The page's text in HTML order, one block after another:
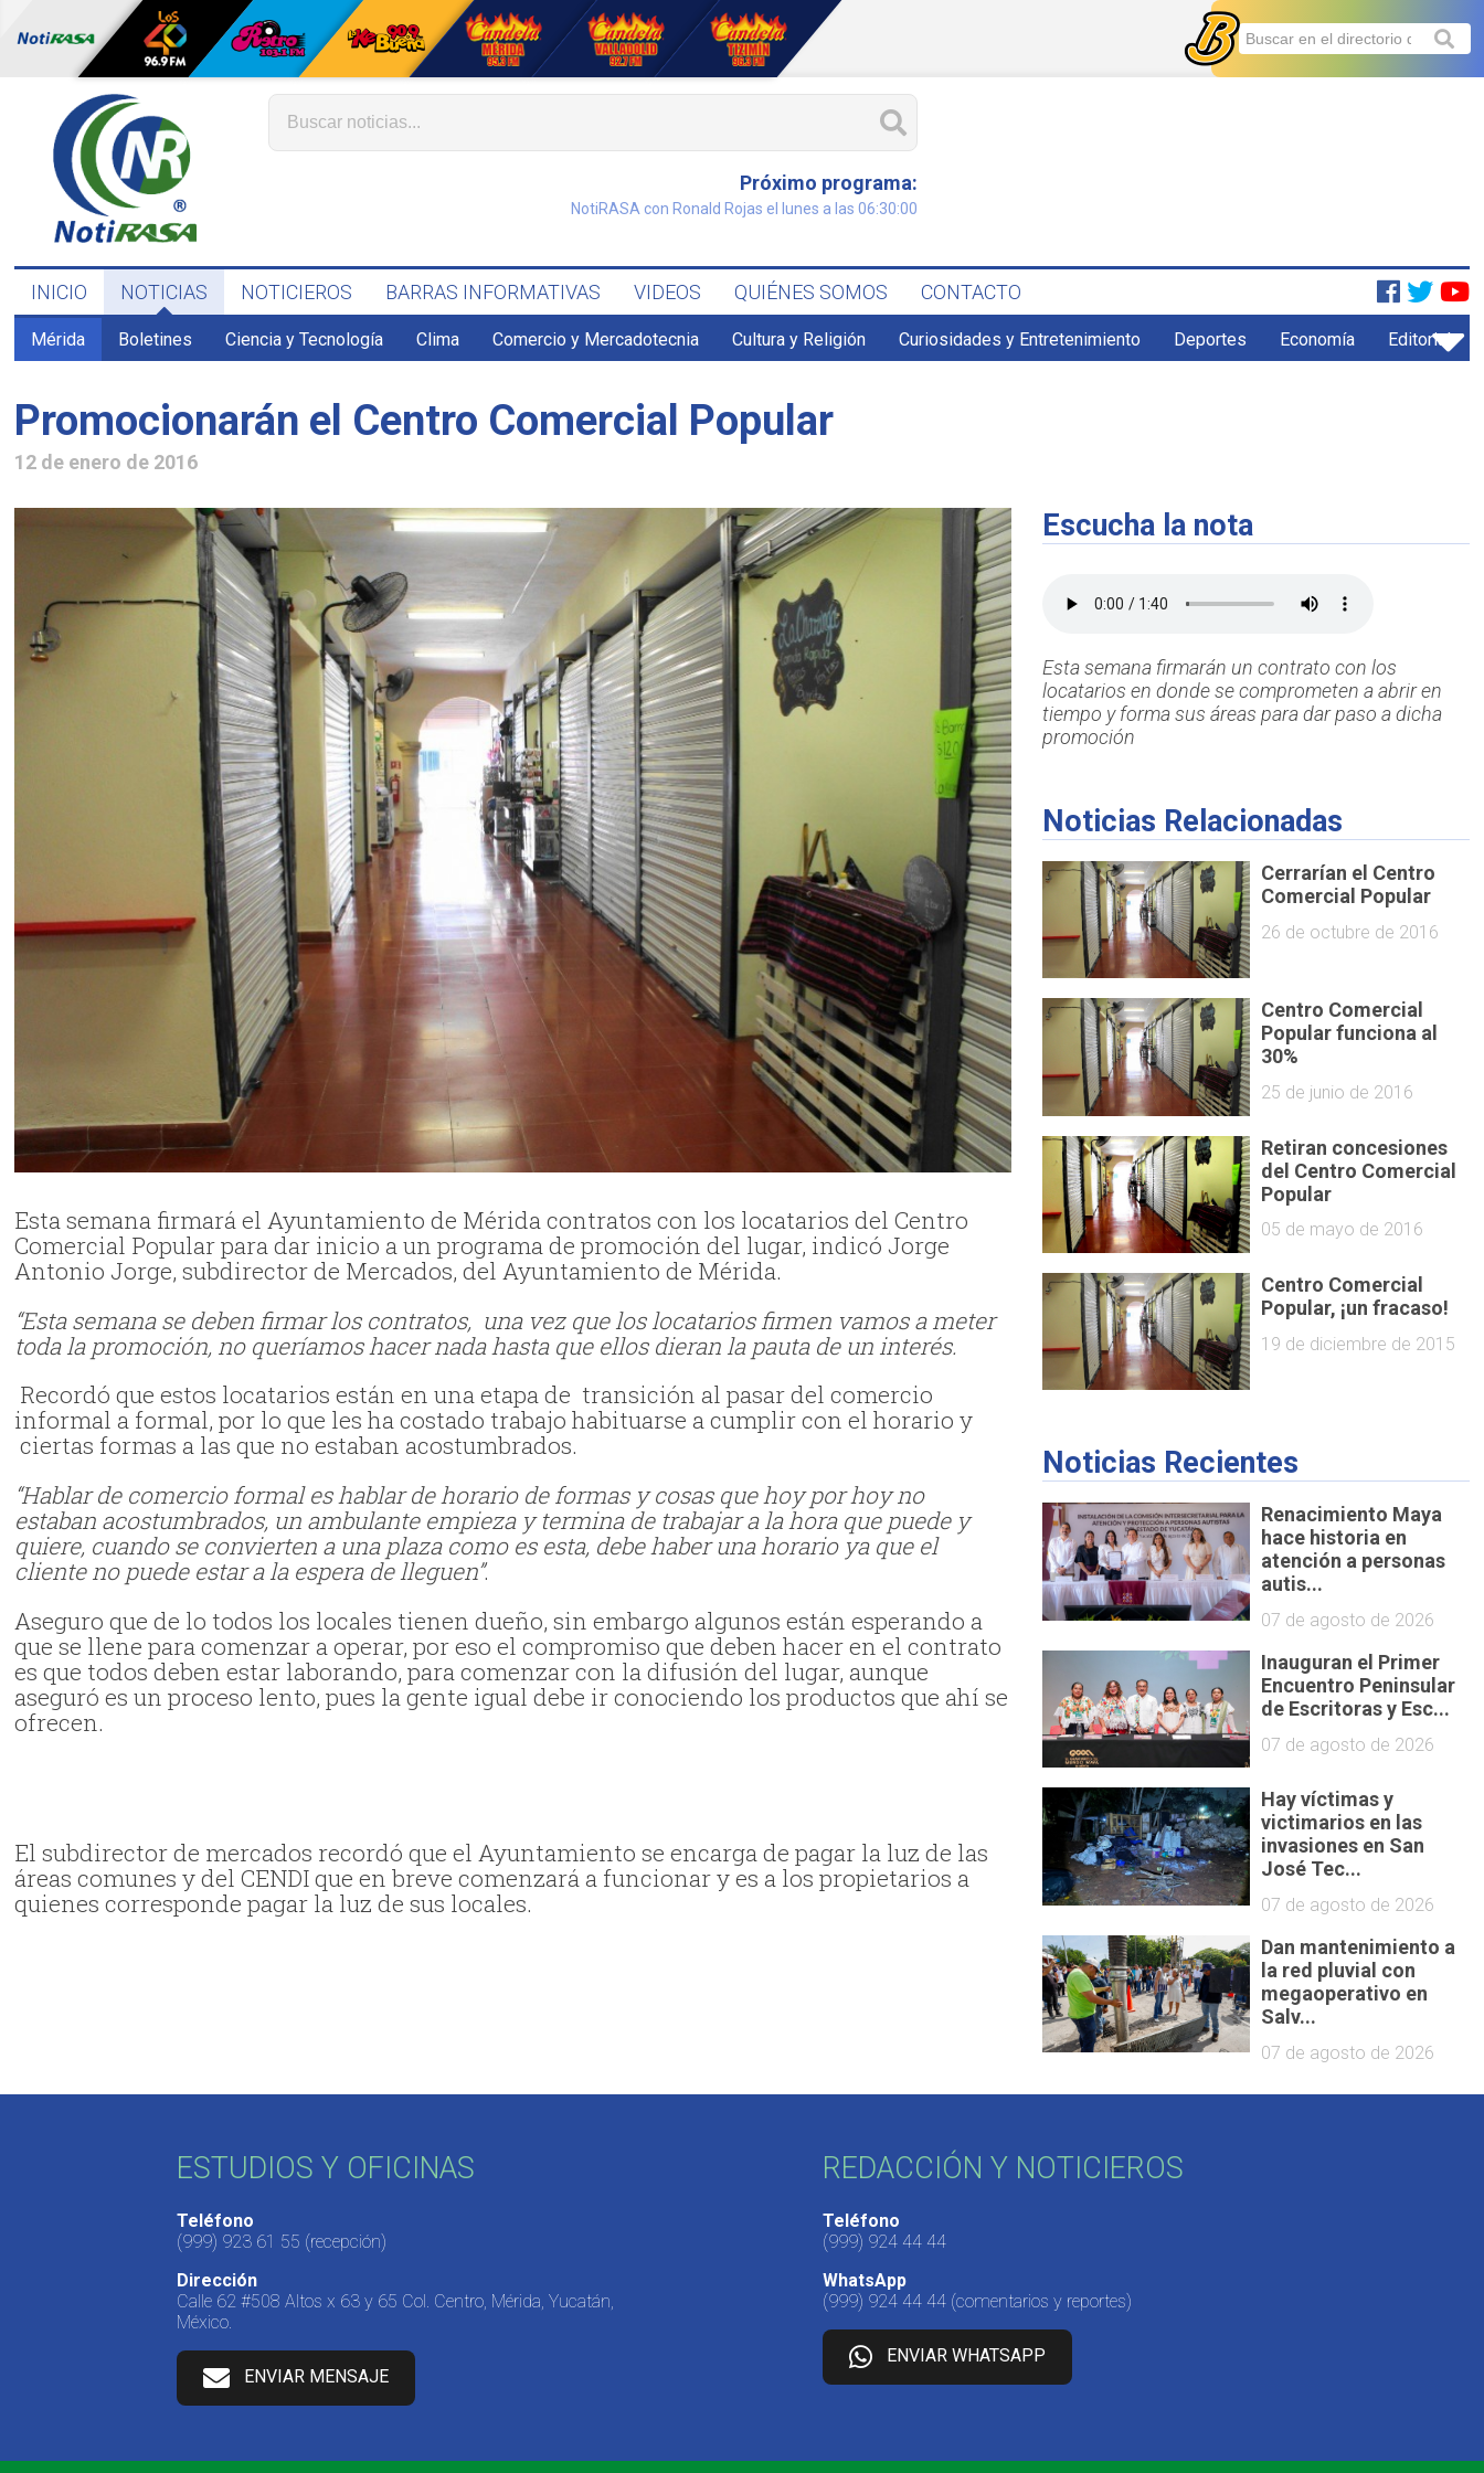
Próximo programa:
NotiRASA con Ronald Rojas el lunes a las 06:30:00
INICIO NOTICIAS NOTICIEROS BARRAS INFORMATIVAS VIDEOS QUIÉNES SOMOS CONTACTO
Mérida Boletines Ciencia y Tecnología Clima Comercio y Mercadotecnia Cultura y Religión Curiosidades y Entretenimiento Deportes Economía Editorial
Promocionarán el Centro Comercial Popular
12 de enero de 2016
Esta semana firmará el Ayuntamiento de Mérida contratos con los locatarios del Centro
Comercial Popular para dar inicio a un programa de promoción del lugar, indicó Jorge
Antonio Jorge, subdirector de Mercados, del Ayuntamiento de Mérida.
“Esta semana se deben firmar los contratos, una vez que los locatarios firmen vamos a meter
toda la promoción, no queríamos hacer nada hasta que ellos dieran la pauta de un interés.
Recordó que estos locatarios están en una etapa de transición al pasar del comercio
informal a formal, por lo que les ha costado trabajo habituarse a cumplir con el horario y
ciertas formas a las que no estaban acostumbrados.
“Hablar de comercio formal es hablar de horario de formas y cosas que hoy por hoy no
estaban acostumbrados, un ambulante empieza y termina de trabajar a la hora que puede y
quiere, cuando se convierten a una plaza como es esta, debe haber una horario ya que el
cliente no puede estar a la espera de lleguen”.
Aseguro que de lo todos los locales tienen dueño, sin embargo algunos están esperando a
que se llene para comenzar a operar, por eso el compromiso que deben hacer en el contrato
es que todos deben estar laborando, para comenzar con la difusión del lugar, aunque
aseguró es un proceso lento, pues la gente igual debe ir conociendo los productos que ahí se
ofrecen.
El subdirector de mercados recordó que el Ayuntamiento se encarga de pagar la luz de las
áreas comunes y del CENDI que en breve comenzará a funcionar y es a los propietarios a
quienes corresponde pagar la luz de sus locales.
Escucha la nota
Esta semana firmarán un contrato con los
locatarios en donde se comprometen a abrir en
tiempo y forma sus áreas para dar paso a dicha
promoción
Noticias Relacionadas
Cerrarían el Centro
Comercial Popular
26 de octubre de 2016
Centro Comercial
Popular funciona al
30%
25 de junio de 2016
Retiran concesiones
del Centro Comercial
Popular
05 de mayo de 2016
Centro Comercial
Popular, ¡un fracaso!
19 de diciembre de 2015
Noticias Recientes
Renacimiento Maya
hace historia en
atención a personas
autis...
07 de agosto de 2026
Inauguran el Primer
Encuentro Peninsular
de Escritoras y Esc...
07 de agosto de 2026
Hay víctimas y
victimarios en las
invasiones en San
José Tec...
07 de agosto de 2026
Dan mantenimiento a
la red pluvial con
megaoperativo en
Salv...
07 de agosto de 2026
ESTUDIOS Y OFICINAS
Teléfono
(999) 923 61 55 (recepción)
Dirección
Calle 62 #508 Altos x 63 y 65 Col. Centro, Mérida, Yucatán,
México.
ENVIAR MENSAJE
REDACCIÓN Y NOTICIEROS
Teléfono
(999) 924 44 44
WhatsApp
(999) 924 44 44 (comentarios y reportes)
ENVIAR WHATSAPP